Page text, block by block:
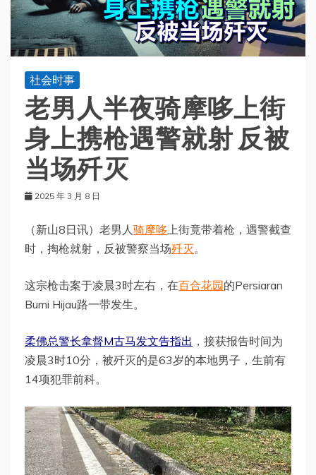
社会时事
老男人半夜骑摩哆上街
身上携枪遇警就射 反被
当场歼灭
2025 年 3 月 8 日
（新山8日讯）老男人 骑摩哆 上街竟带着枪，遇警截查
时，掏枪就射，反被警察当场歼灭。
这宗枪击案于凌晨3时左右，在百合花园的Persiaran
Bumi Hijau路一带发生。
柔佛总警长拿督M古马发文告指出 ，接获报告时间为
凌晨3时10分，被歼灭的是63岁的本地男子，生前有
14项犯罪前科。